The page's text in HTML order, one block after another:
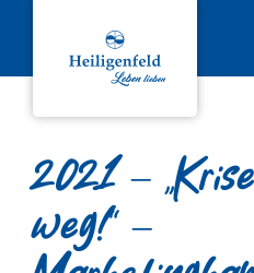
2021 –
weg!“ –